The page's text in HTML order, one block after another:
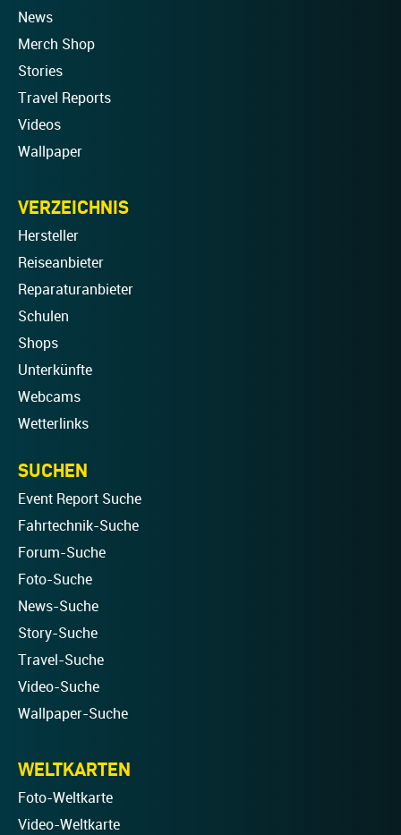
News
Merch Shop
Stories
Travel Reports
Videos
Wallpaper
VERZEICHNIS
Hersteller
Reiseanbieter
Reparaturanbieter
Schulen
Shops
Unterkünfte
Webcams
Wetterlinks
SUCHEN
Event Report Suche
Fahrtechnik-Suche
Forum-Suche
Foto-Suche
News-Suche
Story-Suche
Travel-Suche
Video-Suche
Wallpaper-Suche
WELTKARTEN
Foto-Weltkarte
Video-Weltkarte